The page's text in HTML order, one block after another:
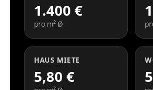
1.400 €
pro m² Ø
HAUS MIETE
5,80 €